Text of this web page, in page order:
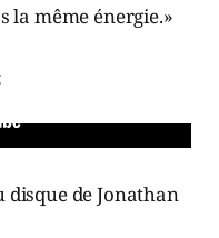
la même énergie.»
de Jonathan